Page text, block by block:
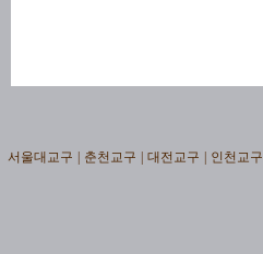
서울대교구 춘천교구 대전교구 인천교구